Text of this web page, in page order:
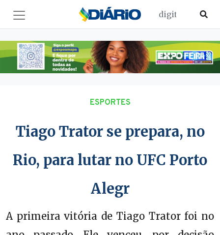
ESPORTES
Tiago Trator se prepara, no
Rio, para lutar no UFC Porto
Alegr
A primeira vitória de Tiago Trator foi no